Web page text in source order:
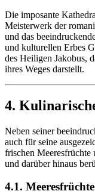
Die imposante
Meisterwerk der
und das
und kulturellen Erbes
des Heiligen Jakobus,
ihres Weges darstellt.
4.
Neben seiner
auch für seine
frischen Meeresfrüchte
und darüber hinaus
4.1. Meeresfrüchte